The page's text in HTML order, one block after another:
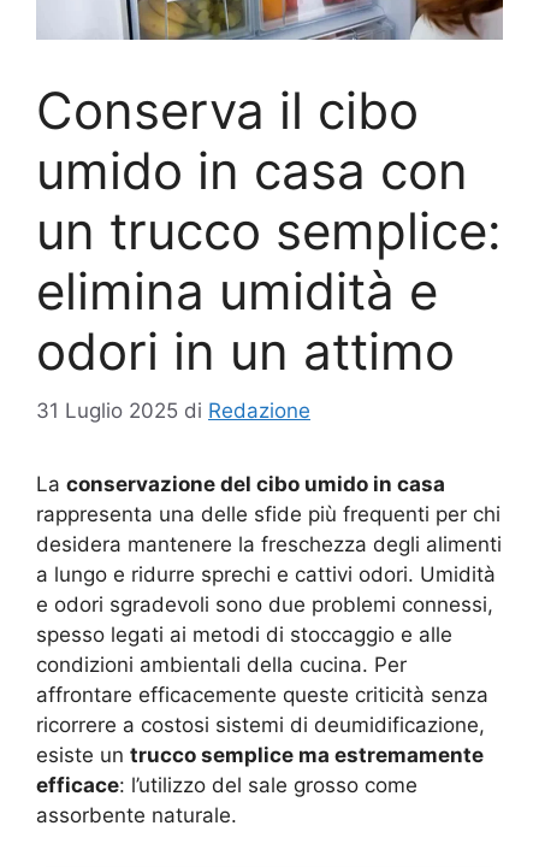
Conserva il cibo
umido in casa con
un trucco semplice:
elimina umidità e
odori in un attimo
31 Luglio 2025 di Redazione
La conservazione del cibo umido in casa
rappresenta una delle sfide più frequenti per chi
desidera mantenere la freschezza degli alimenti
a lungo e ridurre sprechi e cattivi odori. Umidità
e odori sgradevoli sono due problemi connessi,
spesso legati ai metodi di stoccaggio e alle
condizioni ambientali della cucina. Per
affrontare efficacemente queste criticità senza
ricorrere a costosi sistemi di deumidificazione,
esiste un trucco semplice ma estremamente
efficace: l’utilizzo del sale grosso come
assorbente naturale.